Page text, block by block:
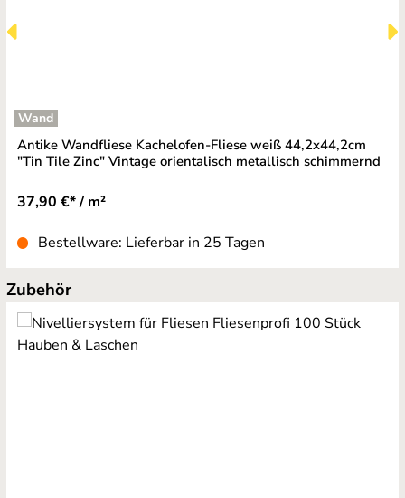
Wand
Antike Wandfliese Kachelofen-Fliese weiß 44,2x44,2cm
"Tin Tile Zinc" Vintage orientalisch metallisch schimmernd
37,90 €* / m²
Bestellware: Lieferbar in 25 Tagen
Produktgalerie überspringen
Zubehör